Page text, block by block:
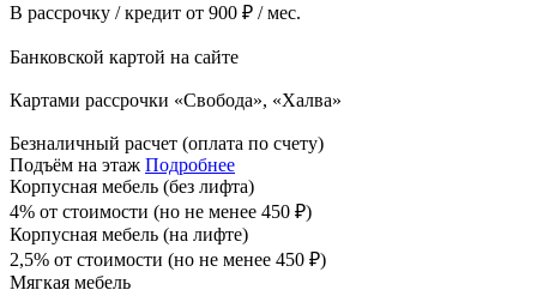
В рассрочку / кредит от 900 ₽ / мес.
Банковской картой на сайте
Картами рассрочки «Свобода», «Халва»
Безналичный расчет (оплата по счету)
Подъём на этаж Подробнее
Корпусная мебель (без лифта)
4% от стоимости (но не менее 450 ₽)
Корпусная мебель (на лифте)
2,5% от стоимости (но не менее 450 ₽)
Мягкая мебель